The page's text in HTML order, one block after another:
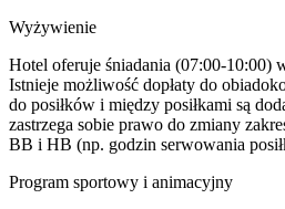
Wyżywienie
Hotel oferuje śniadania (07:00-10:00)
Istnieje możliwość dopłaty do
do posiłków i między posiłkami są
zastrzega sobie prawo do zmiany
BB i HB (np. godzin serwowania
Program sportowy i animacyjny